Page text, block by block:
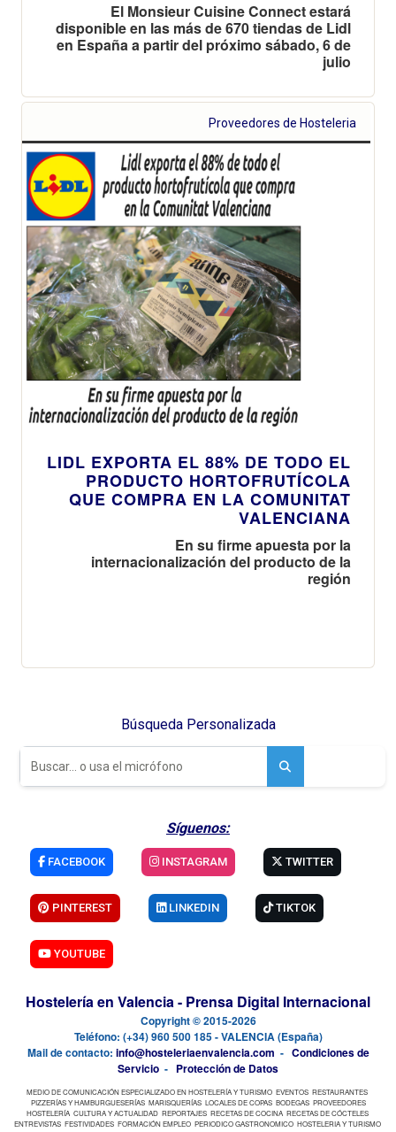
El Monsieur Cuisine Connect estará
disponible en las más de 670 tiendas de Lidl
en España a partir del próximo sábado, 6 de
julio
Proveedores de Hosteleria
LIDL EXPORTA EL 88% DE TODO EL
PRODUCTO HORTOFRUTÍCOLA
QUE COMPRA EN LA COMUNITAT
VALENCIANA
En su firme apuesta por la
internacionalización del producto de la
región
Búsqueda Personalizada
Síguenos:
FACEBOOK INSTAGRAM TWITTER
PINTEREST LINKEDIN TIKTOK
YOUTUBE
Hostelería en Valencia - Prensa Digital Internacional
Copyright © 2015-2026
Teléfono: (+34) 960 500 185 - VALENCIA (España)
Mail de contacto: info@hosteleriaenvalencia.com - Condiciones de
Servicio - Protección de Datos
MEDIO DE COMUNICACIÓN ESPECIALIZADO EN HOSTELERÍA Y TURISMO EVENTOS RESTAURANTES
PIZZERÍAS Y HAMBURGUESERÍAS MARISQUERÍAS LOCALES DE COPAS BODEGAS PROVEEDORES
HOSTELERÍA CULTURA Y ACTUALIDAD REPORTAJES RECETAS DE COCINA RECETAS DE CÓCTELES
ENTREVISTAS FESTIVIDADES FORMACIÓN EMPLEO PERIODICO GASTRONOMICO HOSTELERIA Y TURISMO